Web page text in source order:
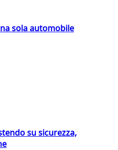
sola automobile
su sicurezza,